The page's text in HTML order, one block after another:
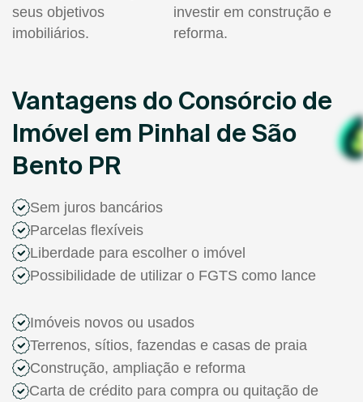
seus objetivos
imobiliários.
investir em construção e
reforma.
Vantagens do Consórcio de
Imóvel em Pinhal de São
Bento PR
Sem juros bancários
Parcelas flexíveis
Liberdade para escolher o imóvel
Possibilidade de utilizar o FGTS como lance
Imóveis novos ou usados
Terrenos, sítios, fazendas e casas de praia
Construção, ampliação e reforma
Carta de crédito para compra ou quitação de